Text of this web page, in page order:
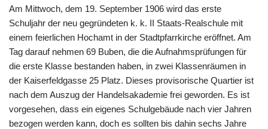
Am Mittwoch, dem 19. September 1906 wird das erste
Schuljahr der neu gegründeten k. k. II Staats-Realschule mit
einem feierlichen Hochamt in der Stadtpfarrkirche eröffnet. Am
Tag darauf nehmen 69 Buben, die die Aufnahmsprüfungen für
die erste Klasse bestanden haben, in zwei Klassenräumen in
der Kaiserfeldgasse 25 Platz. Dieses provisorische Quartier ist
nach dem Auszug der Handelsakademie frei geworden. Es ist
vorgesehen, dass ein eigenes Schulgebäude nach vier Jahren
bezogen werden kann, doch es sollten bis dahin sechs Jahre